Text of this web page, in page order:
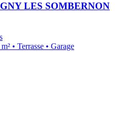
LES SOMBERNON
• Terrasse • Garage